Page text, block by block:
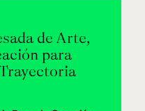
de Arte,
para